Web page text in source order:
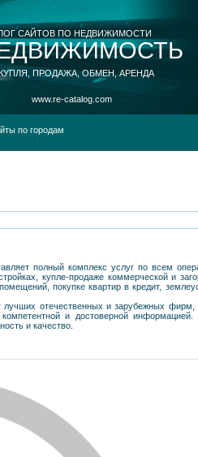
САЙТОВ ПО НЕДВИЖИМОСТИ
ПРОДАЖА, ОБМЕН, АРЕНДА
www.re-catalog.com
по городам
полный комплекс услуг по всем
купле-продаже коммерческой и
покупке квартир в кредит,
отечественных и зарубежных фирм,
и достоверной
и качество.